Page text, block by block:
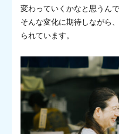
変わっていくかなと思うんで
そんな変化に期待しながら
られています。